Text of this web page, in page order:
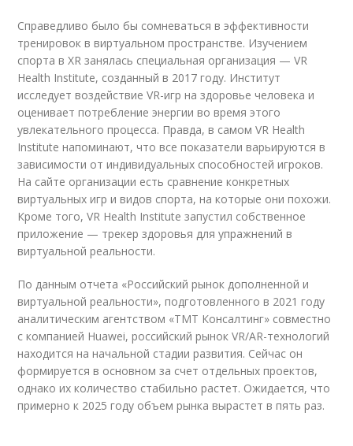
Справедливо было бы сомневаться в эффективности
тренировок в виртуальном пространстве. Изучением
спорта в XR занялась специальная организация — VR
Health Institute, созданный в 2017 году. Институт
исследует воздействие VR-игр на здоровье человека и
оценивает потребление энергии во время этого
увлекательного процесса. Правда, в самом VR Health
Institute напоминают, что все показатели варьируются в
зависимости от индивидуальных способностей игроков.
На сайте организации есть сравнение конкретных
виртуальных игр и видов спорта, на которые они похожи.
Кроме того, VR Health Institute запустил собственное
приложение — трекер здоровья для упражнений в
виртуальной реальности.
По данным отчета «Российский рынок дополненной и
виртуальной реальности», подготовленного в 2021 году
аналитическим агентством «ТМТ Консалтинг» совместно
с компанией Huawei, российский рынок VR/AR-технологий
находится на начальной стадии развития. Сейчас он
формируется в основном за счет отдельных проектов,
однако их количество стабильно растет. Ожидается, что
примерно к 2025 году объем рынка вырастет в пять раз.